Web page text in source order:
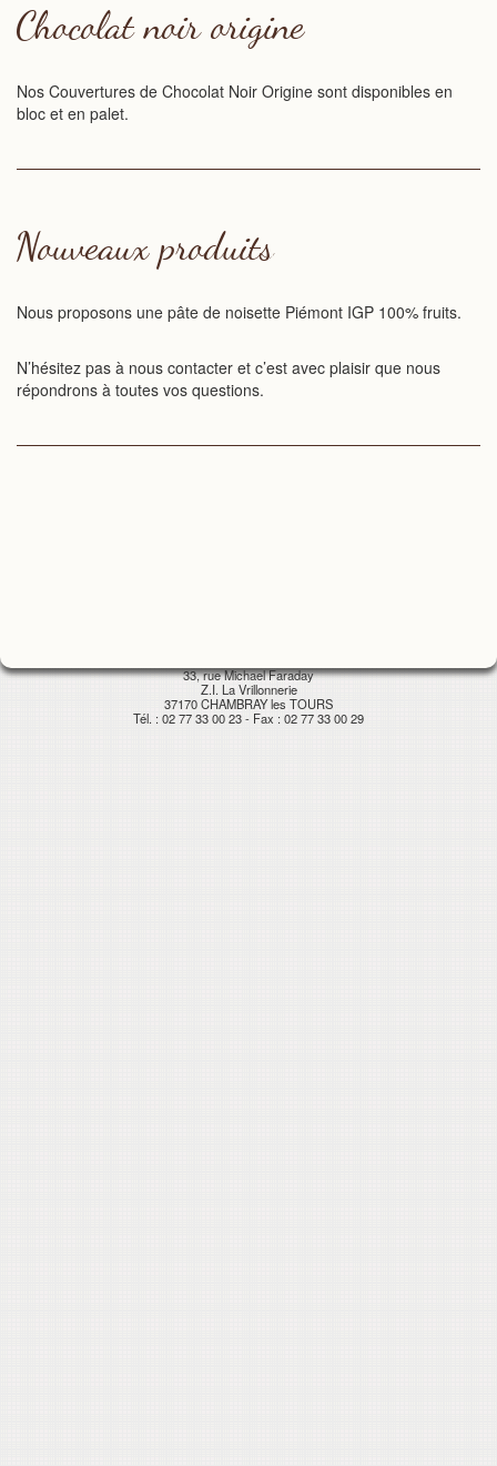
Chocolat noir origine
Nos Couvertures de Chocolat Noir Origine sont disponibles en
bloc et en palet.
Nouveaux produits
Nous proposons une pâte de noisette Piémont IGP 100% fruits.
N’hésitez pas à nous contacter et c’est avec plaisir que nous
répondrons à toutes vos questions.
33, rue Michael Faraday
Z.I. La Vrillonnerie
37170 CHAMBRAY les TOURS
Tél. : 02 77 33 00 23 - Fax : 02 77 33 00 29